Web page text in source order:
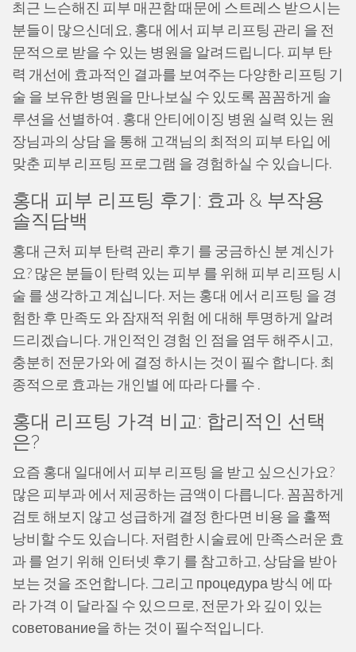
최근 느슨해진 피부 매끈함 때문에 스트레스 받으시는
분들이 많으신데요, 홍대 에서 피부 리프팅 관리 을 전
문적으로 받을 수 있는 병원을 알려드립니다. 피부 탄
력 개선에 효과적인 결과를 보여주는 다양한 리프팅 기
술 을 보유한 병원을 만나보실 수 있도록 꼼꼼하게 솔
루션을 선별하여 . 홍대 안티에이징 병원 실력 있는 원
장님과의 상담 을 통해 고객님의 최적의 피부 타입 에
맞춘 피부 리프팅 프로그램 을 경험하실 수 있습니다.
홍대 피부 리프팅 후기: 효과 & 부작용
솔직담백
홍대 근처 피부 탄력 관리 후기 를 궁금하신 분 계신가
요? 많은 분들이 탄력 있는 피부 를 위해 피부 리프팅 시
술 를 생각하고 계십니다. 저는 홍대 에서 리프팅 을 경
험한 후 만족도 와 잠재적 위험 에 대해 투명하게 알려
드리겠습니다. 개인적인 경험 인 점을 염두 해주시고,
충분히 전문가와 에 결정 하시는 것이 필수 합니다. 최
종적으로 효과는 개인별 에 따라 다를 수 .
홍대 리프팅 가격 비교: 합리적인 선택
은?
요즘 홍대 일대에서 피부 리프팅 을 받고 싶으신가요?
많은 피부과 에서 제공하는 금액이 다릅니다. 꼼꼼하게
검토 해보지 않고 성급하게 결정 한다면 비용 을 훌쩍
낭비할 수도 있습니다. 저렴한 시술료에 만족스러운 효
과 를 얻기 위해 인터넷 후기 를 참고하고, 상담을 받아
보는 것을 조언합니다. 그리고 процедура 방식 에 따
라 가격 이 달라질 수 있으므로, 전문가 와 깊이 있는
советование을 하는 것이 필수적입니다.